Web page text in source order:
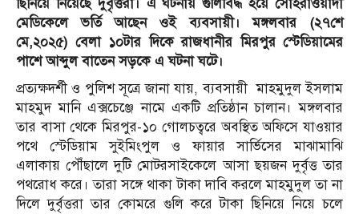
ছিনিয়ে নিয়েছে দুর্বৃত্তরা। এ ঘটনায় গুলিবিদ্ধ হয়ে সোহরাওয়ার্দী
মেডিকেলে ভর্তি আছেন ওই ব্যবসায়ী। মঙ্গলবার (২৭শে
মে,২০২৫) বেলা ১০টার দিকে রাজধানীর মিরপুর স্টেডিয়ামের
পাশে আব্দুল বাতেন সড়কে এ ঘটনা ঘটে।
প্রত্যক্ষদর্শী ও পুলিশ সূত্রে জানা যায়, ব্যবসায়ী মাহমুদুল ইসলাম
মাহমুদ মানি এক্সচেঞ্জে নামে একটি প্রতিষ্ঠান চালান। মঙ্গলবার
তার বাসা থেকে মিরপুর-১০ গোলচত্বরে অবস্থিত অফিসে যাওয়ার
পথে স্টেডিয়াম সুইমিংপুল ও ফায়ার সার্ভিসের মাঝামাঝি
এলাকায় পৌঁছালে দুটি মোটরসাইকেলে আসা ছয়জন দুর্বৃত্ত তার
পথরোধ করে। তারা সঙ্গে থাকা টাকা দাবি করলে মাহমুদুল তা না
দিলে দুর্বৃত্তরা তার কোমরে গুলি করে টাকা ছিনিয়ে নিয়ে চলে